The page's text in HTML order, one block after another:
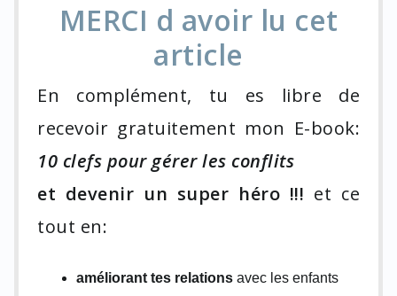
MERCI d avoir lu cet
article
En complément, tu es libre de
recevoir gratuitement mon E-book:
10 clefs pour gérer les conflits
et devenir un super héro !!! et ce
tout en:
améliorant tes relations avec les enfants